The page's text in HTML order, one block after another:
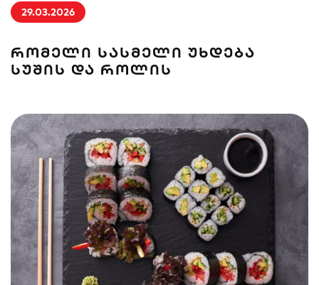
Sandwich Nigiri Maki
Poke & Burrito Soups & Salads
29.03.2026
ᲠᲝᲛᲔᲚᲘ ᲡᲐᲡᲛᲔᲚᲘ ᲣᲮᲓᲔᲑᲐ
ᲡᲣᲨᲘᲡ ᲓᲐ ᲠᲝᲚᲘᲡ